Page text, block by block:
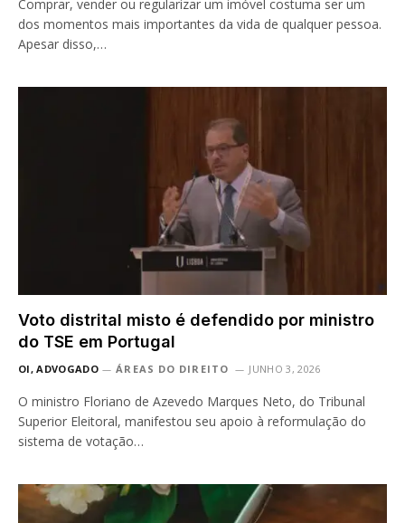
Comprar, vender ou regularizar um imóvel costuma ser um
dos momentos mais importantes da vida de qualquer pessoa.
Apesar disso,…
Voto distrital misto é defendido por ministro
do TSE em Portugal
OI, ADVOGADO ÁREAS DO DIREITO JUNHO 3, 2026
O ministro Floriano de Azevedo Marques Neto, do Tribunal
Superior Eleitoral, manifestou seu apoio à reformulação do
sistema de votação…